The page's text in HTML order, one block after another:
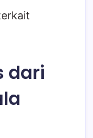
dari